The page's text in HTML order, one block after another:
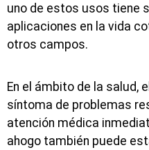
uno de estos usos tiene
aplicaciones en la vida
otros campos.
En el ámbito de la salud,
síntoma de problemas
atención médica
ahogo también puede